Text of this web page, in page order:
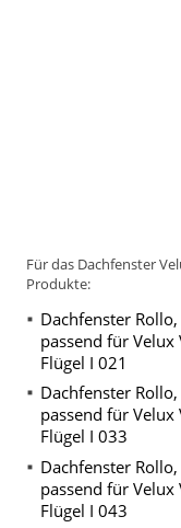
Für das Dachfenster
Produkte:
Dachfenster Rollo,
passend für Velux
Flügel I 021
Dachfenster Rollo,
passend für Velux
Flügel I 033
Dachfenster Rollo,
passend für Velux
Flügel I 043